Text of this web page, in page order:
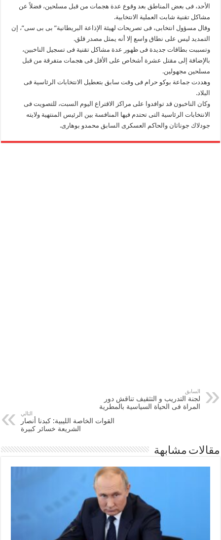
الأحد، فى بعض المناطق بعد وقوع عدة هجمات من قبل مسلحين، فضلاً عن
مشاكل تقنية شابت العملية الانتخابية.
وقال مسؤول انتخابى، فى تصريحات لهيئة الإذاعة البريطانية” بى بى سى”، إن
التمديد ليس على نطاق واسع إلا أنه يمثل مصدر قلق.
وتسببت بطاقات جديدة فى ظهور عدة مشاكل تقنية فى تسجيل الناخبين،
بالإضافة إلى مقتل عشرة أشخاص على الأقل فى هجمات متفرقة من قبل
مسلحين مجهولين.
وهددت جماعة بوكو حرام فى وقت سابق بتعطيل الانتخابات الرئاسية فى
البلاد.
وكان الناخبون قد توافدوا على مراكز الاقتراع اليوم السبت، للتصويت فى
الانتخابات الرئاسية التى تحتدم فيها المنافسة بين الرئيس المنتهية ولايته
جودلاك جوناثان والحاكم العسكرى السابق محمدو بوهارى.
السابق
لجنة التدريب و التثقيف تناقش دور
المراة فى الحياة السياسية بالمطرية
التالي
القوات الخاصة الليبية: كبدنا أنصار
الشريعة خسائر كبيرة
مقالات مشابهة